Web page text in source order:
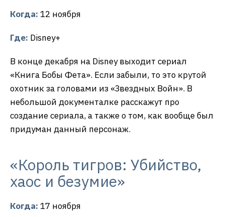
Когда: 12 ноября
Где: Disney+
В конце декабря на Disney выходит сериал
«Книга Бобы Фета». Если забыли, то это крутой
охотник за головами из «Звездных Войн». В
небольшой документалке расскажут про
создание сериала, а также о том, как вообще был
придуман данный персонаж.
«Король тигров: Убийство,
хаос и безумие»
Когда: 17 ноября